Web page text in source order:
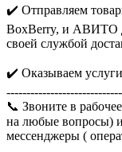
✔️ Отправляем
BoxBerry, и АВИТО
своей службой
✔️ Оказываем
📞 Звоните в
на любые вопросы)
мессенджеры (